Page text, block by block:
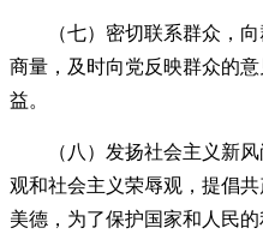
（七）密切联系群众，
商量，及时向党反映群众的
益。
（八）发扬社会主义新
观和社会主义荣辱观，提倡
美德，为了保护国家和人民